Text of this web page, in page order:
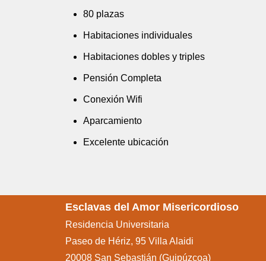
80 plazas
Habitaciones individuales
Habitaciones dobles y triples
Pensión Completa
Conexión Wifi
Aparcamiento
Excelente ubicación
Esclavas del Amor Misericordioso
Residencia Universitaria
Paseo de Hériz, 95 Villa Alaidi
20008 San Sebastián (Guipúzcoa)